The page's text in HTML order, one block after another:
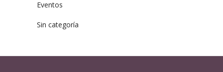
Eventos
Sin categoría